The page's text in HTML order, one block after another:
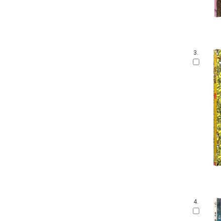
3.
4.